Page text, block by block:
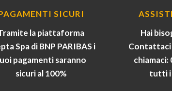
SICURI
la piattaforma
Spa di BNP PARIBAS i
pagamenti saranno
sicuri al 100%
Hai
Contattaci
tutti i